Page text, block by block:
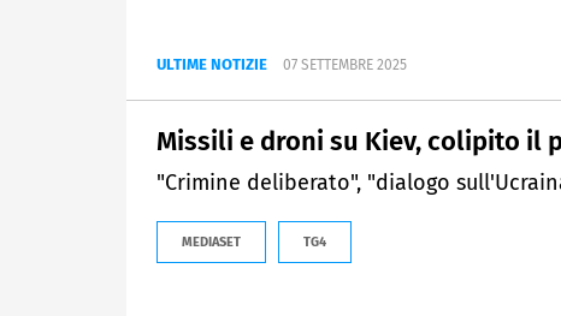
ULTIME NOTIZIE 07 SETTEMBRE 2025
Missili e droni su Kiev, colipito il
"Crimine deliberato", "dialogo
MEDIASET TG4